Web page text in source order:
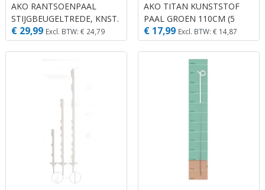
AKO RANTSOENPAAL
STIJGBEUGELTREDE, KNST.
GROEN 158CM (5 ST)
€ 29,99 Excl. BTW: € 24,79
AKO TITAN KUNSTSTOF
PAAL GROEN 110CM (5
STUKS)
€ 17,99 Excl. BTW: € 14,87